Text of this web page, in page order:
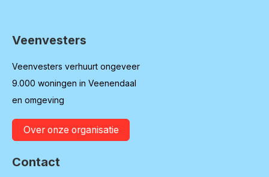
Contactinformatie
Veenvesters
Veenvesters verhuurt ongeveer
9.000 woningen in Veenendaal
en omgeving
Over onze organisatie
Contact